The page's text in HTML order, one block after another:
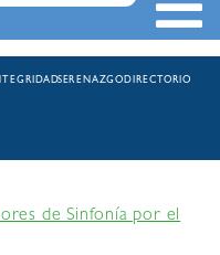
SERENAZGODIRECTORIO
de Sinfonía por el